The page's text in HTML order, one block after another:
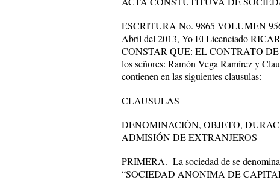
ESCRITURA No. 9865 VOLUMEN
Abril del 2013, Yo El Licenciado
CONSTAR QUE: EL CONTRATO
los señores: Ramón Vega Ramírez y
contienen en las siguientes clausulas:
CLAUSULAS
DENOMINACIÓN, OBJETO,
ADMISIÓN DE EXTRANJEROS
PRIMERA.- La sociedad de se
“SOCIEDAD ANONIMA DE